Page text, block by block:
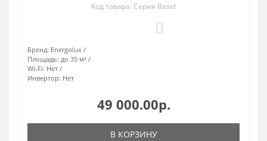
Код товара: Серия Basel
Бренд: Energolux
Площадь: до 35 м²
Wi-Fi: Нет
Инвертор: Нет
49 000.00р.
В КОРЗИНУ